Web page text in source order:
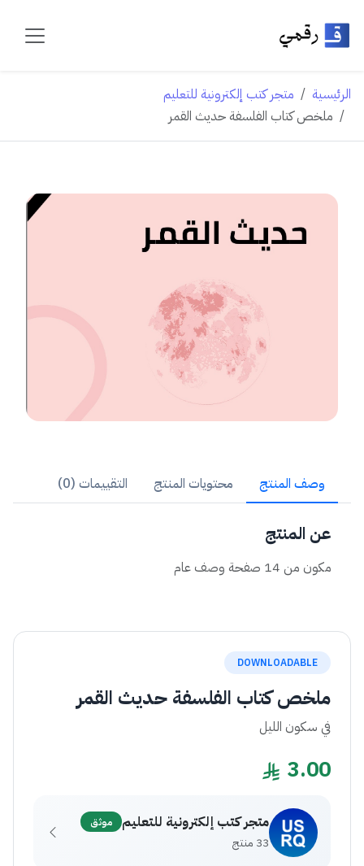
الرئيسية
متجر كتب إلكترونية للتعليم
ملخص كتاب الفلسفة حديث القمر
وصف المنتج محتويات المنتج التقييمات (0)
عن المنتج
مكون من 14 صفحة وصف عام
DOWNLOADABLE
ملخص كتاب الفلسفة حديث القمر
في سكون الليل
3.00
متجر كتب إلكترونية للتعليم موثق
33 منتج